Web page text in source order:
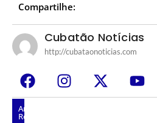
Compartilhe:
Cubatão Notícias
http://cubataonoticias.com
Artigos
Relacionados